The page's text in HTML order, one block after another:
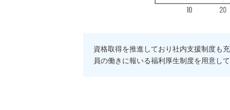
資格取得を推進しており社内支援制度も
員の働きに報いる福利厚生制度を用意し